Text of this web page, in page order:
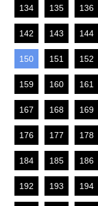
134 135 136
142 143 144
150 151 152
159 160 161
167 168 169
176 177 178
184 185 186
192 193 194